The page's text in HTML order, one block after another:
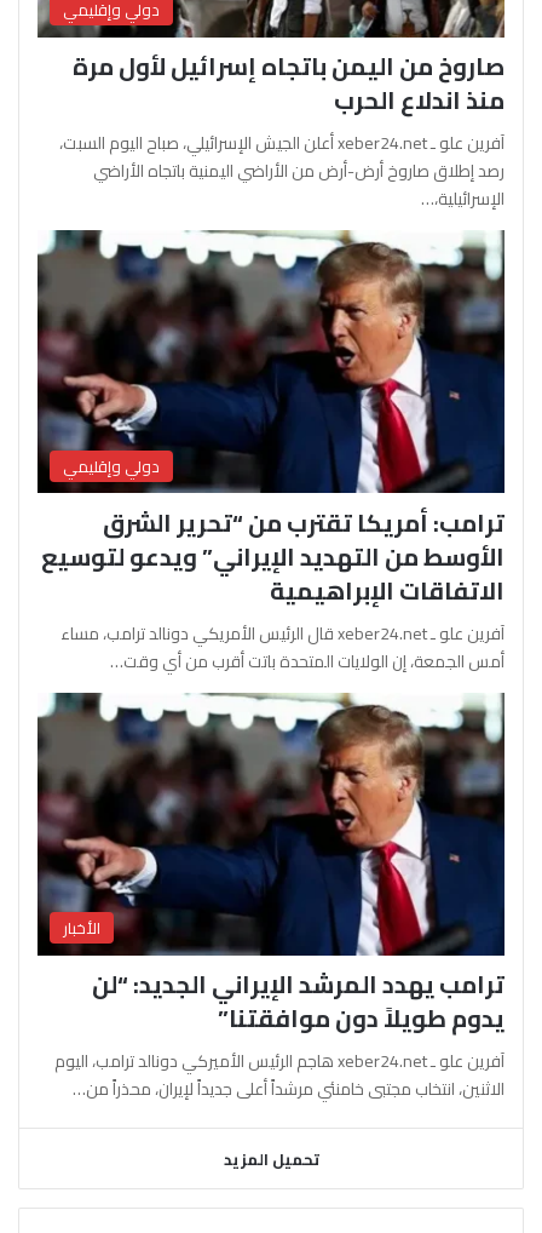
دولي وإقليمي
صاروخ من اليمن باتجاه إسرائيل لأول مرة
منذ اندلاع الحرب
آفرين علو ـ xeber24.net أعلن الجيش الإسرائيلي، صباح اليوم السبت،
رصد إطلاق صاروخ أرض-أرض من الأراضي اليمنية باتجاه الأراضي
الإسرائيلية،…
دولي وإقليمي
ترامب: أمريكا تقترب من “تحرير الشرق
الأوسط من التهديد الإيراني” ويدعو لتوسيع
الاتفاقات الإبراهيمية
آفرين علو ـ xeber24.net قال الرئيس الأمريكي دونالد ترامب، مساء
أمس الجمعة، إن الولايات المتحدة باتت أقرب من أي وقت…
الأخبار
ترامب يهدد المرشد الإيراني الجديد: “لن
يدوم طويلاً دون موافقتنا”
آفرين علو ـ xeber24.net هاجم الرئيس الأميركي دونالد ترامب، اليوم
الاثنين، انتخاب مجتبى خامنئي مرشداً أعلى جديداً لإيران، محذراً من…
تحميل المزيد